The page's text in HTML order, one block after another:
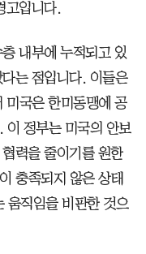
고입니다.
내부에 누적되고 있
는 점입니다. 이들은
미국은 한미동맹에 공
이 정부는 미국의 안보
력을 줄이기를 원한
충족되지 않은 상태
움직임을 비판한 것으